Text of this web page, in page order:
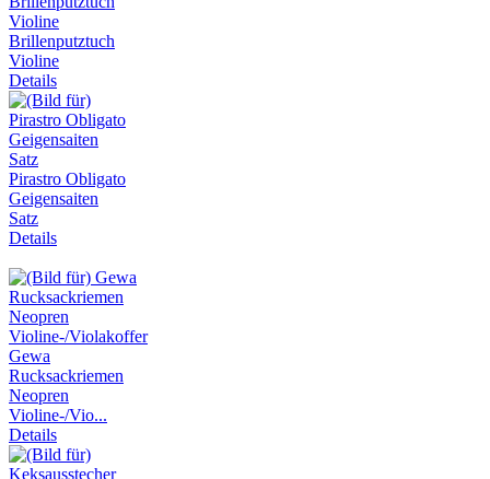
Brillenputztuch
Violine
Details
Pirastro Obligato
Geigensaiten
Satz
Details
Gewa
Rucksackriemen
Neopren
Violine-/Vio...
Details